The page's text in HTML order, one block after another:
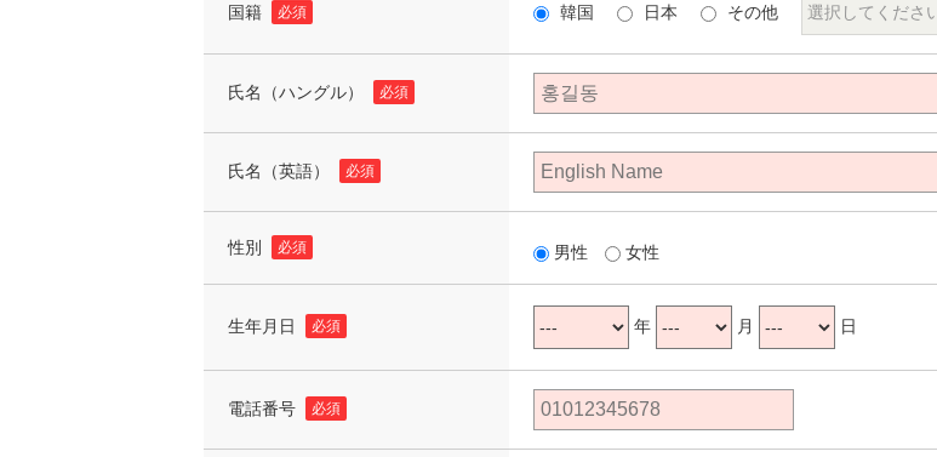
国籍 必須 韓国 日本 その他
氏名（ハングル） 必須
氏名（英語） 必須
性別 必須 男性 女性
生年月日 必須 年 月 日
電話番号 必須